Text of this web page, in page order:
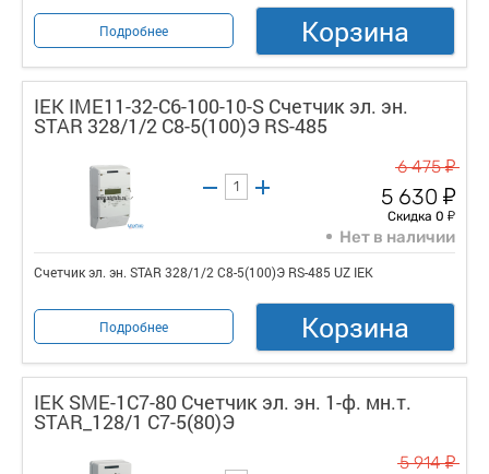
Подробнее Корзина
IEK IME11-32-C6-100-10-S Счетчик эл. эн.
STAR 328/1/2 С8-5(100)Э RS-485
6 475у
5 630 у
Скидка 0 у
Нет в наличии
Счетчик эл. эн. STAR 328/1/2 С8-5(100)Э RS-485 UZ IEK
Подробнее Корзина
IEK SME-1C7-80 Счетчик эл. эн. 1-ф. мн.т.
STAR_128/1 С7-5(80)Э
5 914у